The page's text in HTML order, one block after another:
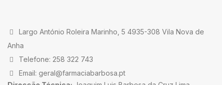
Largo António Roleira Marinho, 5 4935-308 Vila Nova de
Anha
Telefone: 258 322 743
Email: geral@farmaciabarbosa.pt